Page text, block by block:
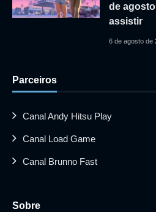
de
assistir
6 de agosto de
Parceiros
Canal Andy Hitsu Play
Canal Load Game
Canal Brunno Fast
Sobre